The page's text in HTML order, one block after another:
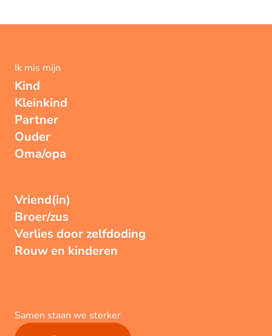
Ik mis mijn
Kind
Kleinkind
Partner
Ouder
Oma/opa
Vriend(in)
Broer/zus
Verlies door zelfdoding
Rouw en kinderen
Samen staan we sterker